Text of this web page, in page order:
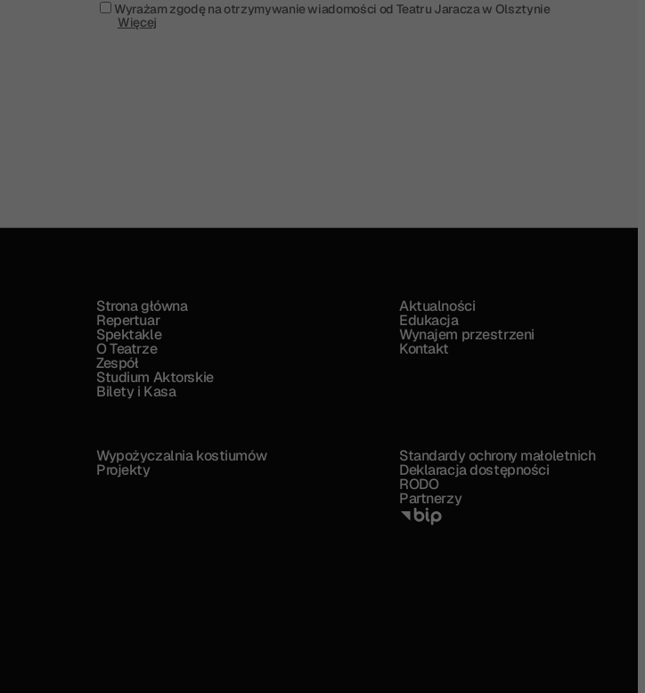
Wyrażam zgodę na otrzymywanie wiadomości od Teatru Jaracza w Olsztynie
Więcej
Strona główna
Repertuar
Spektakle
O Teatrze
Zespół
Studium Aktorskie
Bilety i Kasa
Aktualności
Edukacja
Wynajem przestrzeni
Kontakt
Wypożyczalnia kostiumów
Projekty
Standardy ochrony małoletnich
Deklaracja dostępności
RODO
Partnerzy